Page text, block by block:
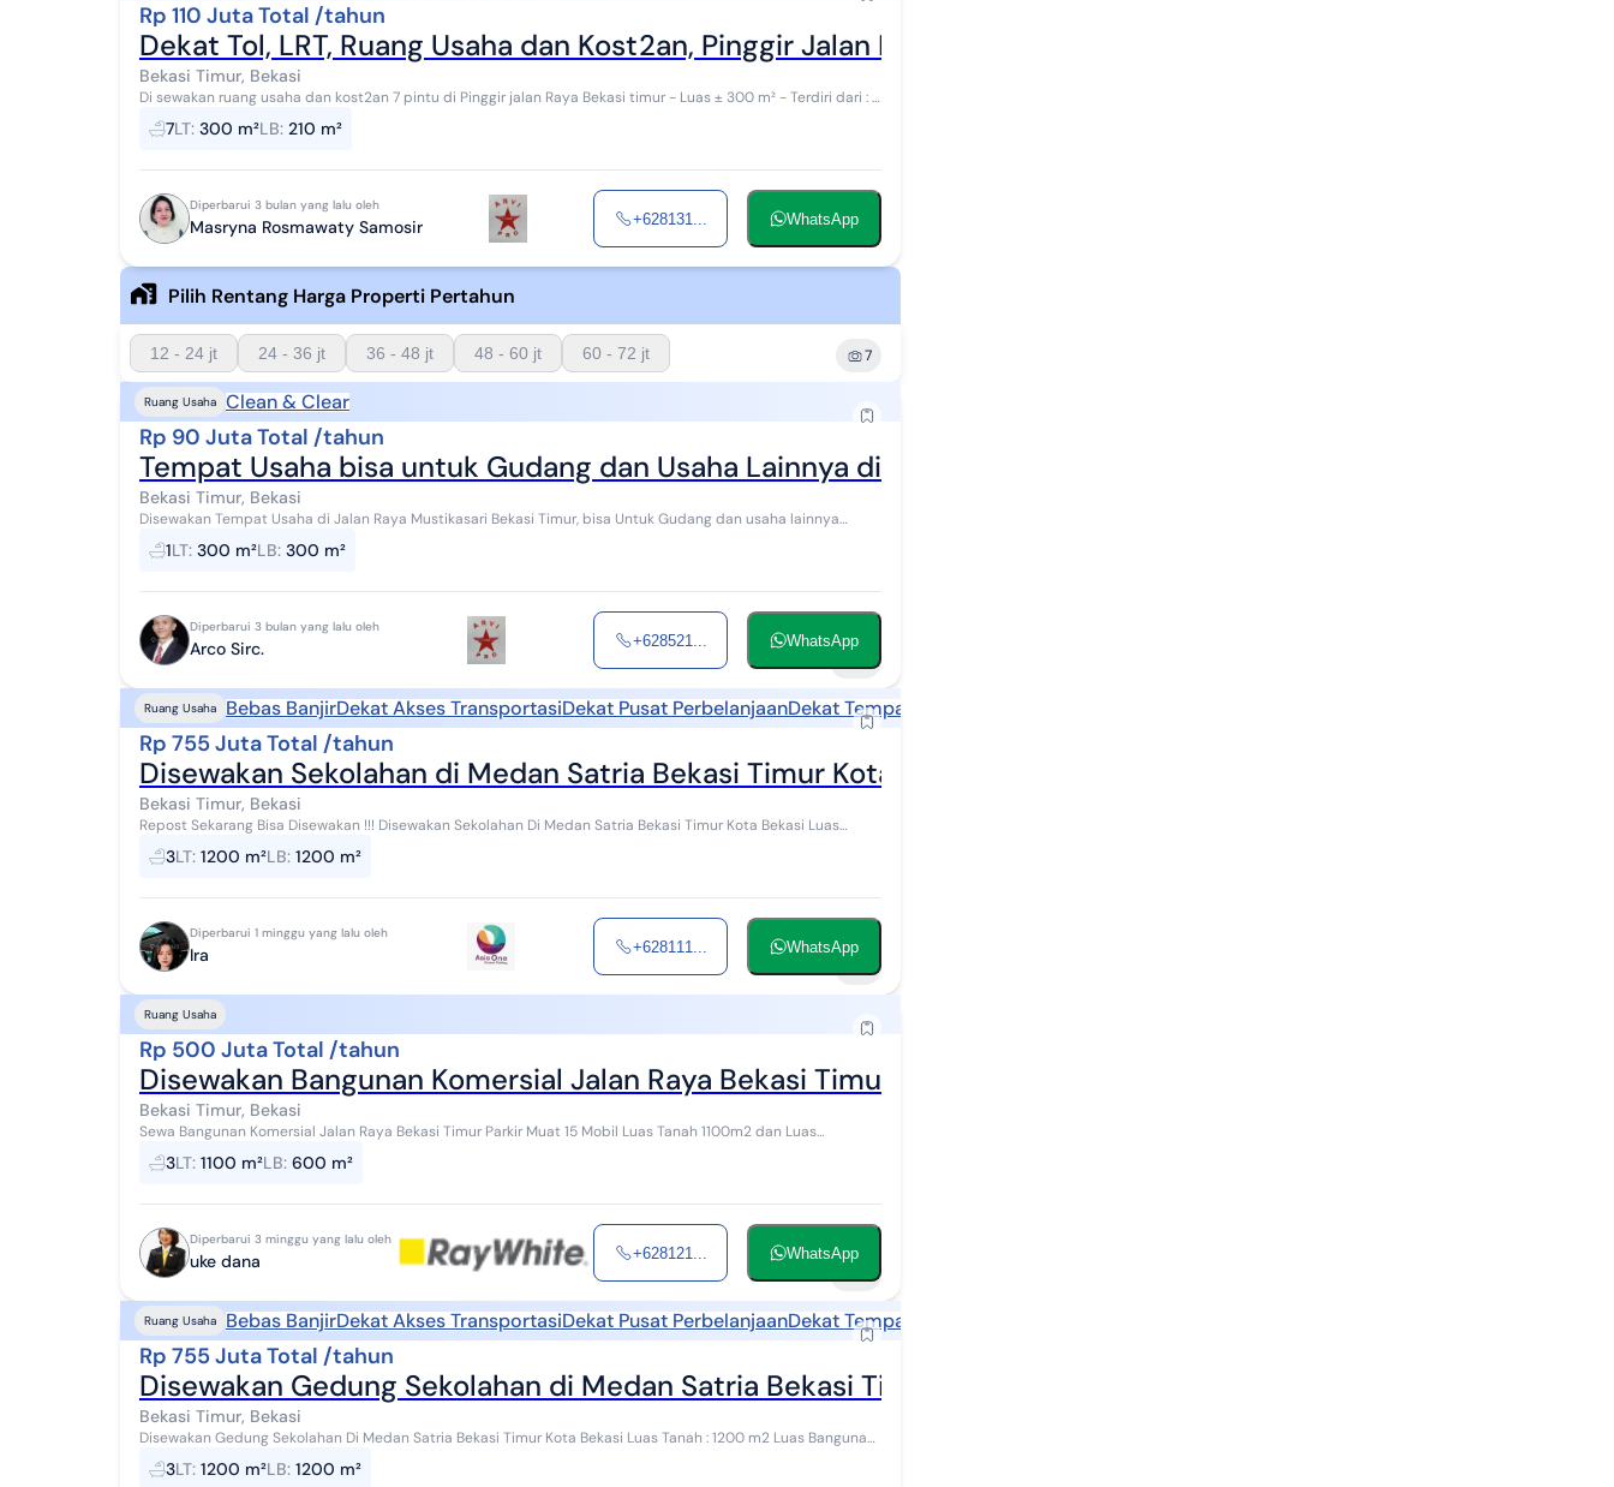
Rp 110 Juta Total /tahun
Dekat Tol, LRT, Ruang Usaha dan Kost2an, Pinggir Jalan Raya
Bekasi Timur, Bekasi
Di sewakan ruang usaha dan kost2an 7 pintu di Pinggir jalan Raya Bekasi timur - Luas ± 300 m² - Terdiri dari : -
1 ruang kantor 1kmr mandi...
7LT: 300 m²LB: 210 m²
Diperbarui 3 bulan yang lalu oleh
Masryna Rosmawaty Samosir +628131... WhatsApp
Pilih Rentang Harga Properti Pertahun
12 - 24 jt 24 - 36 jt 36 - 48 jt 48 - 60 jt 60 - 72 jt 7
Ruang Usaha Clean & Clear
Rp 90 Juta Total /tahun
Tempat Usaha bisa untuk Gudang dan Usaha Lainnya di Bekasi Timur
Bekasi Timur, Bekasi
Disewakan Tempat Usaha di Jalan Raya Mustikasari Bekasi Timur, bisa Untuk Gudang dan usaha lainnya
Spesifikasi: - LT : 300m² (P 20m x L 15) - Rua...
1LT: 300 m²LB: 300 m²
Diperbarui 3 bulan yang lalu oleh
Arco Sirc. +628521... WhatsApp
Ruang Usaha Bebas BanjirDekat Akses TransportasiDekat Pusat PerbelanjaanDekat Tempat Ibadah
Rp 755 Juta Total /tahun
Disewakan Sekolahan di Medan Satria Bekasi Timur Kota Bekasi
Bekasi Timur, Bekasi
Repost Sekarang Bisa Disewakan !!! Disewakan Sekolahan Di Medan Satria Bekasi Timur Kota Bekasi Luas
Tanah : 1200 m2 Luas Bangunan : 1200 m2 ± ...
3LT: 1200 m²LB: 1200 m²
Diperbarui 1 minggu yang lalu oleh
Ira +628111... WhatsApp
Ruang Usaha
Rp 500 Juta Total /tahun
Disewakan Bangunan Komersial Jalan Raya Bekasi Timur Cocok untuk Showroom
Bekasi Timur, Bekasi
Sewa Bangunan Komersial Jalan Raya Bekasi Timur Parkir Muat 15 Mobil Luas Tanah 1100m2 dan Luas
Bangunan 600m2, Lebar muka 25 meter. Cocok untuk SH...
3LT: 1100 m²LB: 600 m²
Diperbarui 3 minggu yang lalu oleh
uke dana +628121... WhatsApp
Ruang Usaha Bebas BanjirDekat Akses TransportasiDekat Pusat PerbelanjaanDekat Tempat Ibadah
Rp 755 Juta Total /tahun
Disewakan Gedung Sekolahan di Medan Satria Bekasi Timur Kota Bekasi
Bekasi Timur, Bekasi
Disewakan Gedung Sekolahan Di Medan Satria Bekasi Timur Kota Bekasi Luas Tanah : 1200 m2 Luas Bangunan :
1200 m2 ± 3 Lantai Jumlah Ruang : 19 Ka...
3LT: 1200 m²LB: 1200 m²